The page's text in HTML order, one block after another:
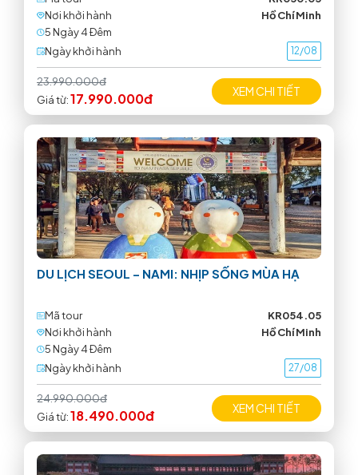
Nơi khởi hành
Hồ Chí Minh
5 Ngày 4 Ðêm
Ngày khởi hành
12/08
23.990.000đ
Giá từ:17.990.000đ XEM CHI TIẾT
DU LỊCH SEOUL – NAMI: NHỊP SỐNG MÙA HẠ
Mã tour
KR054.05
Nơi khởi hành
Hồ Chí Minh
5 Ngày 4 Ðêm
Ngày khởi hành
27/08
24.990.000đ
Giá từ:18.490.000đ XEM CHI TIẾT